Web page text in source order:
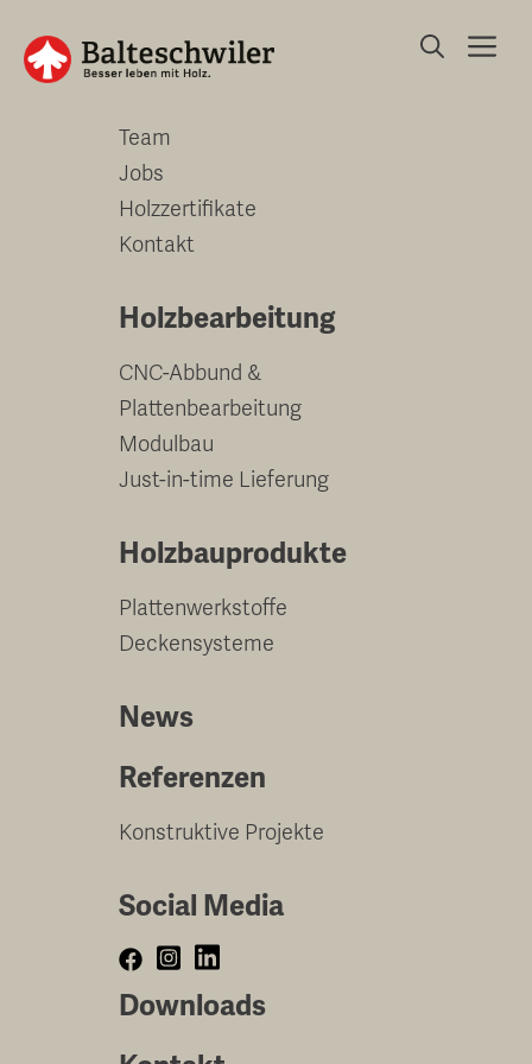
zum
Inhalt
Unternehmen
Team
Jobs
Holzzertifikate
Kontakt
Holzbearbeitung
CNC-Abbund &
Plattenbearbeitung
Modulbau
Just-in-time Lieferung
Holzbauprodukte
Plattenwerkstoffe
Deckensysteme
News
Referenzen
Konstruktive Projekte
Social Media
Downloads